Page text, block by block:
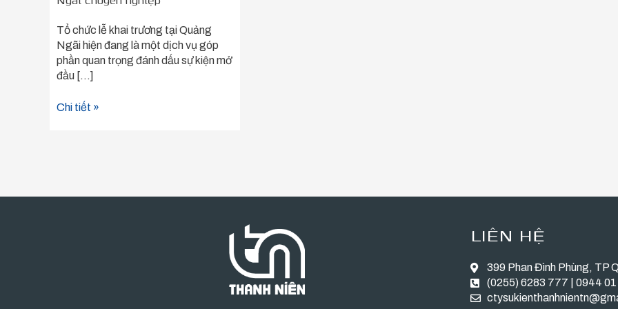
Tổ chức lễ khai trương tại Quảng
Ngãi hiện đang là một dịch vụ góp
phần quan trọng đánh dấu sự kiện mở
đầu […]
Chi tiết »
LIÊN HỆ
399 Phan Đình Phùng, TP
(0255) 6283 777 | 0944 01